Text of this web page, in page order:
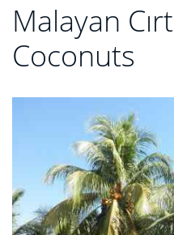
Malayan
Coconuts